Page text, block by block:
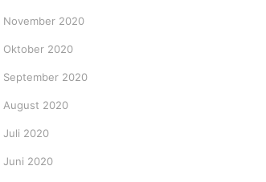
November 2020
Oktober 2020
September 2020
August 2020
Juli 2020
Juni 2020